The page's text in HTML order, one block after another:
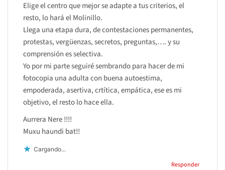
Elige el centro que mejor se adapte a tus criterios, el
resto, lo hará el Molinillo.
Llega una etapa dura, de contestaciones permanentes,
protestas, vergüenzas, secretos, preguntas,…. y su
comprensión es selectiva.
Yo por mi parte seguiré sembrando para hacer de mi
fotocopia una adulta con buena autoestima,
empoderada, asertiva, crtítica, empática, ese es mi
objetivo, el resto lo hace ella.
Aurrera Nere !!!!
Muxu haundi bat!!
Cargando...
Responder